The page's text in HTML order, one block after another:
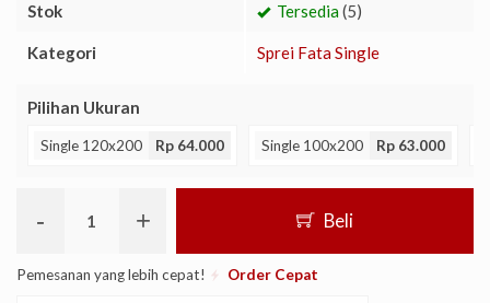
Stok Tersedia(5)
Kategori Sprei Fata Single
Pilihan Ukuran
Single 120x200 Rp 64.000 Single 100x200 Rp 63.000
- + Beli
Pemesanan yang lebih cepat! Order Cepat